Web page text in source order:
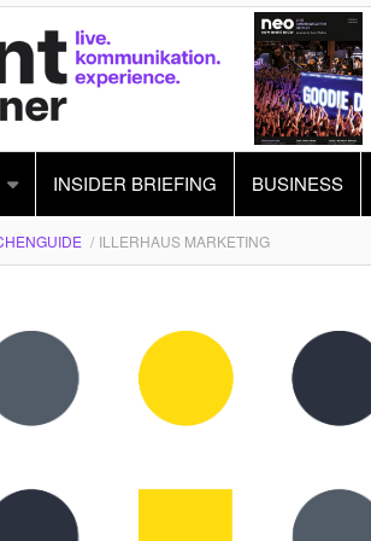
INSIDER BRIEFING BUSINESS
ILLERHAUS MARKETING